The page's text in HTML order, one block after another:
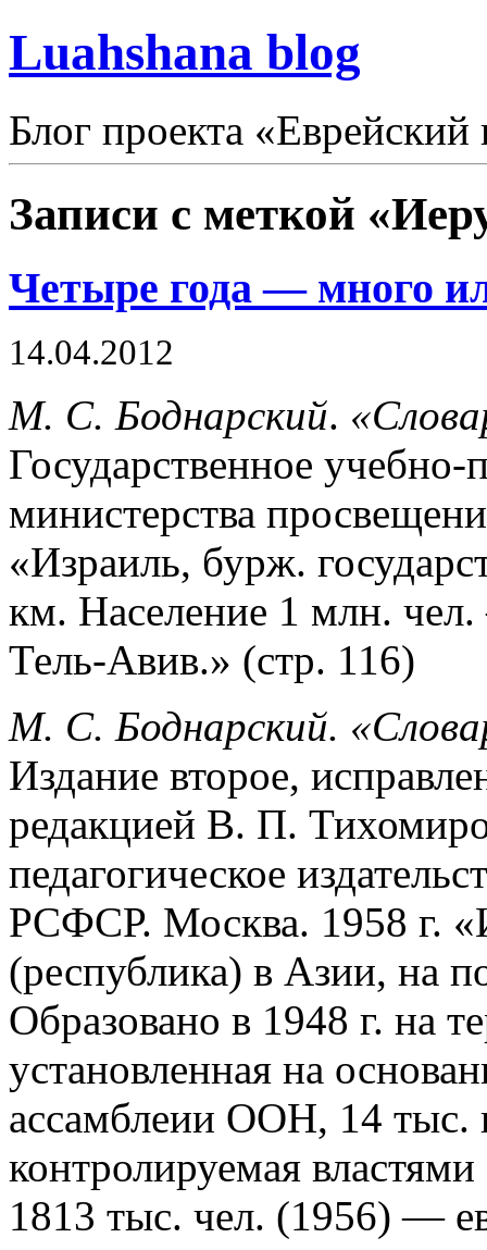
Luahshana blog
Блог проекта «Еврейский
Записи с меткой
Четыре года — много
14.04.2012
М. С. Боднарский.
Государственное учебно-
министерства
«Израиль, бурж.
км. Население 1 млн.
Тель-Авив.» (стр. 116)
М. С. Боднарский.
Издание второе,
редакцией В. П.
педагогическое
РСФСР. Москва. 1958 г.
(республика) в Азии, на
Образовано в 1948 г. на
установленная на
ассамблеии ООН, 14 тыс.
контролируемая
1813 тыс. чел. (1956) —